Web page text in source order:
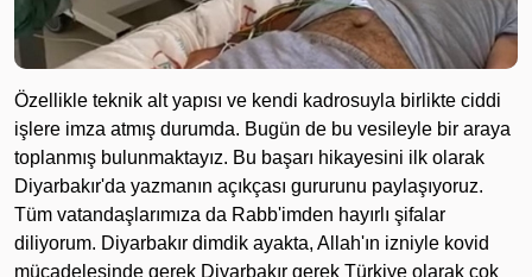
Özellikle teknik alt yapısı ve kendi kadrosuyla birlikte ciddi
işlere imza atmış durumda. Bugün de bu vesileyle bir araya
toplanmış bulunmaktayız. Bu başarı hikayesini ilk olarak
Diyarbakır'da yazmanın açıkçası gururunu paylaşıyoruz.
Tüm vatandaşlarımıza da Rabb'imden hayırlı şifalar
diliyorum. Diyarbakır dimdik ayakta, Allah'ın izniyle kovid
mücadelesinde gerek Diyarbakır gerek Türkiye olarak çok